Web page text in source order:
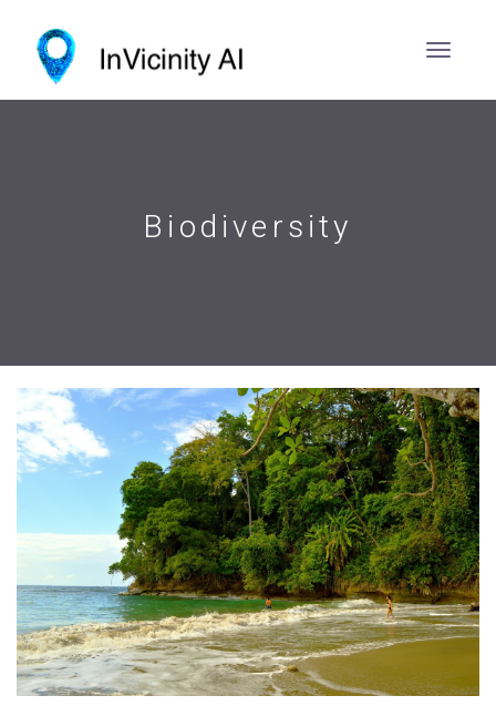
Biodiversity